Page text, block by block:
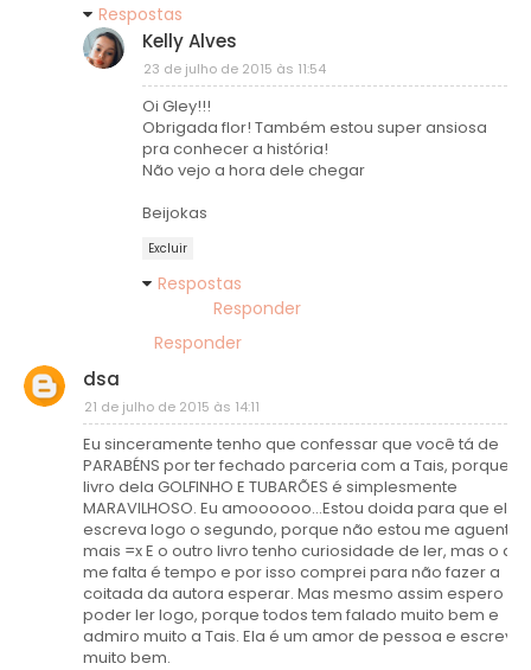
Respostas
Kelly Alves
23 de julho de 2015 às 11:54
Oi Gley!!!
Obrigada flor! Também estou super ansiosa
pra conhecer a história!
Não vejo a hora dele chegar
Beijokas
Excluir
Respostas
Responder
Responder
dsa
21 de julho de 2015 às 14:11
Eu sinceramente tenho que confessar que você tá de
PARABÉNS por ter fechado parceria com a Tais, porque o
livro dela GOLFINHO E TUBARÕES é simplesmente
MARAVILHOSO. Eu amoooooo...Estou doida para que ela
escreva logo o segundo, porque não estou me
mais =x E o outro livro tenho curiosidade de ler, mas o
me falta é tempo e por isso comprei para não fazer a
coitada da autora esperar. Mas mesmo assim espero
poder ler logo, porque todos tem falado muito bem e
admiro muito a Tais. Ela é um amor de pessoa e escreve
muito bem.